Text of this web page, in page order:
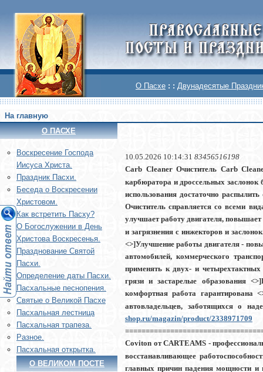
О Пасхе : : Двунадесятые
На главную
О ПАСХЕ
Воскреcение Господа
Иисуса Христа.
Праздник Пасхи.
Беседа о Воскресении
Христовом.
Как встретить Пасху?
О Богослужении в День
Христова Воскресенья.
Празднование Святой
Пасхи.
Определение даты Пасхи.
Пасхальные песнопения.
Святые о Великой Пасхе
Пасхальная лестница
Пасхальная трапеза.
Разное.
Пасхальная открытка.
О ВЕЛИКОМ ПОСТЕ
10.05.2026 10:14:31 83456516198
Carb CleanerОчиститель Carb
карбюратора и дроссельных заслонок
использования достаточно
Очиститель справляется со всеми
улучшает работу двигателя, повышает
и загрязнения с инжекторов и
<>]Улучшение работы двигателя-
автомобилей, коммерческого
применять к двух- и четырехтактных
грязи и застарелые образования <>]
комфортная работа гарантирована
автовладельцев, заботящихся о
shop.ru/magazin/product/2338971709
Coviton от CARTEAMS -
восстанавливающее
главных причин падения мощности